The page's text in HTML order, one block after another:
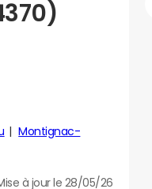
Montignac-
à jour le 28/05/26